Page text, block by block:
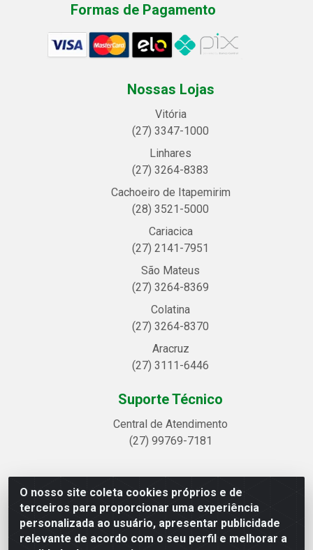
O nosso site coleta cookies próprios e de
terceiros para proporcionar uma experiência
personalizada ao usuário, apresentar publicidade
relevante de acordo com o seu perfil e melhorar a
Formas de Pagamento
Nossas Lojas
Vitória
(27) 3347-1000
Linhares
(27) 3264-8383
Cachoeiro de Itapemirim
(28) 3521-5000
Cariacica
(27) 2141-7951
São Mateus
(27) 3264-8369
Colatina
(27) 3264-8370
Aracruz
(27) 3111-6446
Suporte Técnico
Central de Atendimento
(27) 99769-7181
Linhavix Distribuidora LTDA - Avenida Alegre, 2521 -
Quadra314 Lote 05 e 07 - Shell, Linhares/ES - CEP 29.901-605
- CNPJ 20.857.514/0001-75